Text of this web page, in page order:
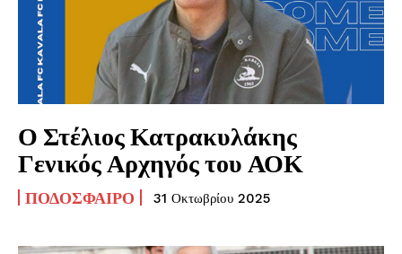
Ο Στέλιος Κατρακυλάκης
Γενικός Αρχηγός του ΑΟΚ
ΠΟΔΌΣΦΑΙΡΟ 31 Οκτωβρίου 2025